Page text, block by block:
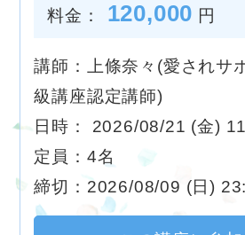
料金： 120,000 円
講師：上條奈々(愛されサ
級講座認定講師)
日時： 2026/08/21 (金)
定員：4名
締切：2026/08/09 (日)